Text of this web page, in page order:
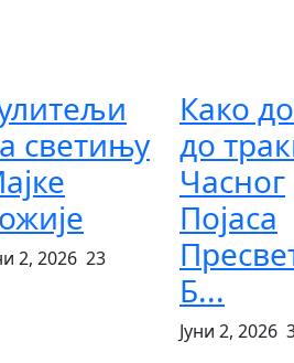
светињу
2, 2026 23
Како
до
Часног
Појаса
Б...
Јуни 2, 2026